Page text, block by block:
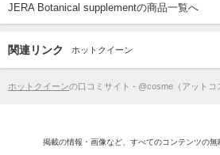
JERA Botanical supplementの商品一覧へ
関連リンク ホットクイーン
ホットクイーンの口コミサイト - @cosme（アットコ
掲載の情報・画像など、すべてのコンテンツの無